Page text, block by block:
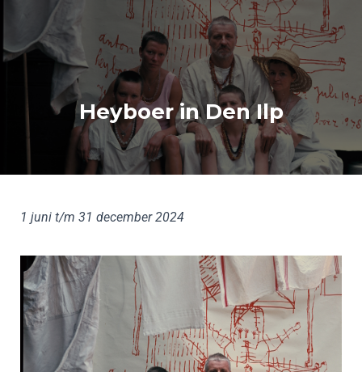
Heyboer in Den Ilp
1 juni t/m 31 december 2024